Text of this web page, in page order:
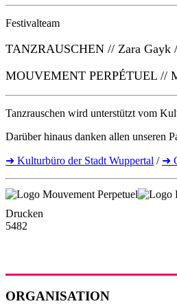
Festivalteam
TANZRAUSCHEN // Zara Gayk
MOUVEMENT PERPÉTUEL //
Tanzrauschen wird unterstützt vom
Darüber hinaus danken allen unseren
➜ Kulturbüro der Stadt Wuppertal / ➜
Drucken
5482
ORGANISATION